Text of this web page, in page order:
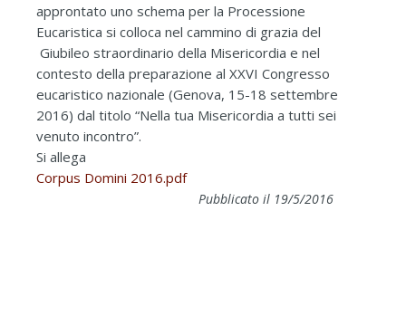
approntato uno schema per la Processione
Eucaristica si colloca nel cammino di grazia del
Giubileo straordinario della Misericordia e nel
contesto della preparazione al XXVI Congresso
eucaristico nazionale (Genova, 15-18 settembre
2016) dal titolo “Nella tua Misericordia a tutti sei
venuto incontro”.
Si allega
Corpus Domini 2016.pdf
Pubblicato il 19/5/2016